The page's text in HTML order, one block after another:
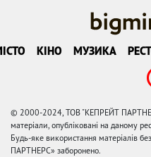
КІНО МУЗИКА
© 2000-2024, ТОВ "КЕПРЕЙТ
матеріали, опубліковані на даному
Будь-яке використання матеріалів
ПАРТНЕРС» заборонено.